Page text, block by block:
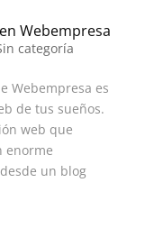
Webempresa
categoría
Webempresa es
de tus sueños.
web que
enorme
un blog